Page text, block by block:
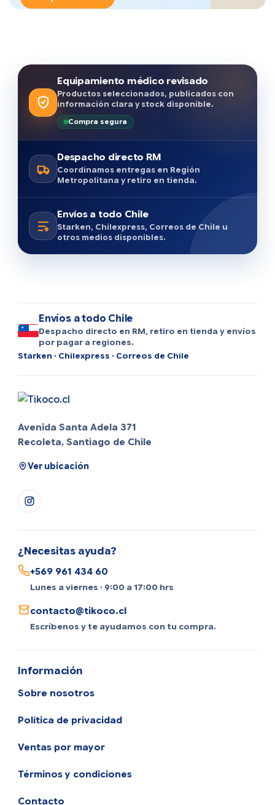
Equipamiento médico revisado
Productos seleccionados, publicados con
información clara y stock disponible.
Compra segura
Despacho directo RM
Coordinamos entregas en Región
Metropolitana y retiro en tienda.
Envíos a todo Chile
Starken, Chilexpress, Correos de Chile u
otros medios disponibles.
Envíos a todo Chile
Despacho directo en RM, retiro en tienda y envíos
por pagar a regiones.
Starken · Chilexpress · Correos de Chile
Avenida Santa Adela 371
Recoleta, Santiago de Chile
Ver ubicación
¿Necesitas ayuda?
+569 961 434 60
Lunes a viernes · 9:00 a 17:00 hrs
contacto@tikoco.cl
Escríbenos y te ayudamos con tu compra.
Información
Sobre nosotros
Política de privacidad
Ventas por mayor
Términos y condiciones
Contacto